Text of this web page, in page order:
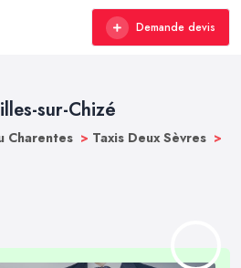
Demande devis
sur-Chizé
Charentes > Taxis Deux Sèvres >